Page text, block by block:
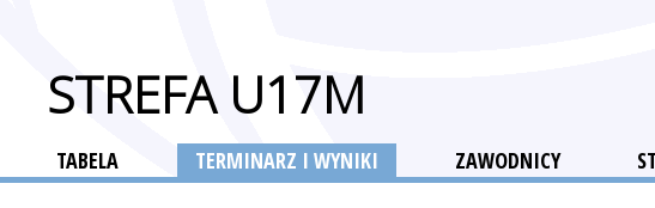
STREFA U17M
TABELA TERMINARZ I WYNIKI ZAWODNICY